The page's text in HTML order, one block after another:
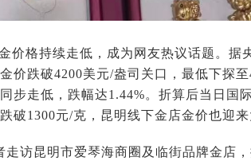
价格持续走低，成为网友热议话题。据
价跌破4200美元/盎司关口，最低下探
步走低，跌幅达1.44%。折算后当日国
破1300元/克，昆明线下金店金价也迎
走访昆明市爱琴海商圈及临街品牌金店